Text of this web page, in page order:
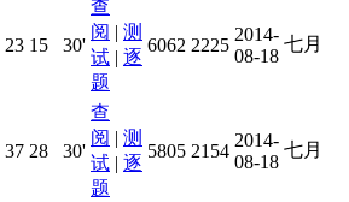
23 15 30'
查
阅 | 测
试 | 逐
题
6062 2225
2014-
08-18
七月
37 28 30'
查
阅 | 测
试 | 逐
题
5805 2154
2014-
08-18
七月